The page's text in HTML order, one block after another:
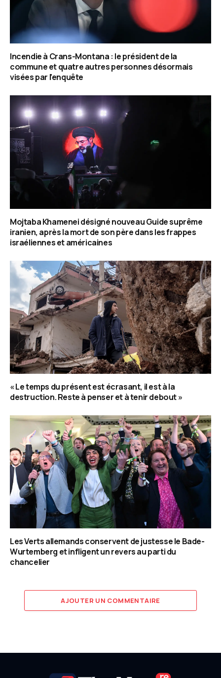
Incendie à Crans-Montana : le président de la
commune et quatre autres personnes désormais
visées par l’enquête
Mojtaba Khamenei désigné nouveau Guide suprême
iranien, après la mort de son père dans les frappes
israéliennes et américaines
« Le temps du présent est écrasant, il est à la
destruction. Reste à penser et à tenir debout »
Les Verts allemands conservent de justesse le Bade-
Wurtemberg et infligent un revers au parti du
chancelier
AJOUTER UN COMMENTAIRE